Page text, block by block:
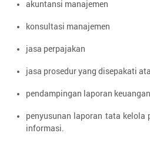
akuntansi manajemen
konsultasi manajemen
jasa perpajakan
jasa prosedur yang disepakati
pendampingan laporan keuangan
penyusunan laporan tata kelola
informasi.